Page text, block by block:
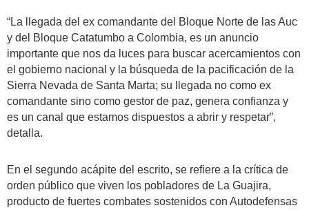
“La llegada del ex comandante del Bloque Norte de las Auc
y del Bloque Catatumbo a Colombia, es un anuncio
importante que nos da luces para buscar acercamientos con
el gobierno nacional y la búsqueda de la pacificación de la
Sierra Nevada de Santa Marta; su llegada no como ex
comandante sino como gestor de paz, genera confianza y
es un canal que estamos dispuestos a abrir y respetar”,
detalla.
En el segundo acápite del escrito, se refiere a la crítica de
orden público que viven los pobladores de La Guajira,
producto de fuertes combates sostenidos con Autodefensas